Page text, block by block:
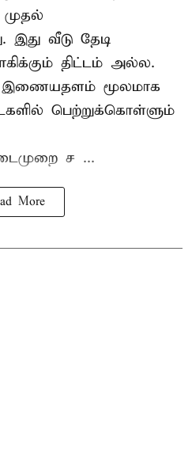
முதல்
இது வீடு தேடி
திட்டம் அல்ல.
இணையதளம் மூலமாக
பெற்றுக்கொள்ளும்
ச ...
More